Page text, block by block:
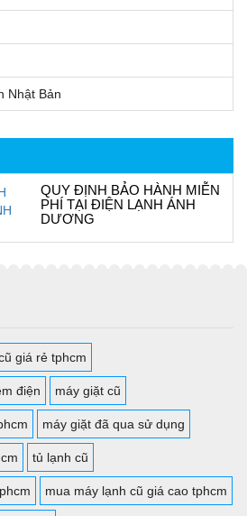
Nhật Bản
QUY ĐỊNH BẢO HÀNH MIỄN
PHÍ TẠI ĐIỆN LẠNH ÁNH
DƯƠNG
giá rẻ tphcm
điện máy giặt cũ
máy giặt đã qua sử dụng
tủ lạnh cũ
mua máy lạnh cũ giá cao tphcm